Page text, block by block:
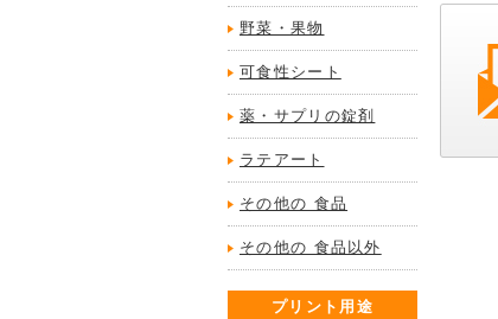
野菜・果物
可食性シート
薬・サプリの錠剤
ラテアート
その他の 食品
その他の 食品以外
プリント用途